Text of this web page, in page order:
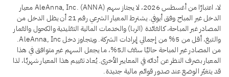
لا، اعتبارًا من أغسطس 2026، لا يجتاز سهم AleAnna, Inc. (ANNA) معيار
الدخل غير المباح وفق أيوفي. يشترط المعيار الشرعي رقم 21 أن يظل الدخل من
المصادر غير المباحة، كالفائدة (الربا) والخدمات المالية التقليدية والكحول والقمار
والتبغ، أقل من 5% من إجمالي إيرادات الشركة. ويتجاوز دخل AleAnna, Inc.
من المصادر غير المباحة حاليًا سقف الـ5%، ما يجعل السهم غير متوافق في هذا
المعيار بصرف النظر عن أدائه في المعايير الأخرى. يُعاد تقييم هذا المعيار شهريًا، لذا
قد يتغيّر الوضع عند صدور قوائم مالية جديدة.